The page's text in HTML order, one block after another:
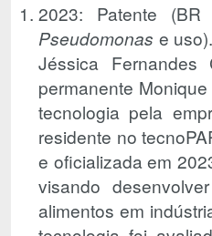
2023: Patente
Pseudomonas e
Jéssica Fernandes
permanente
tecnologia pela
residente no
e oficializada em
visando
alimentos em